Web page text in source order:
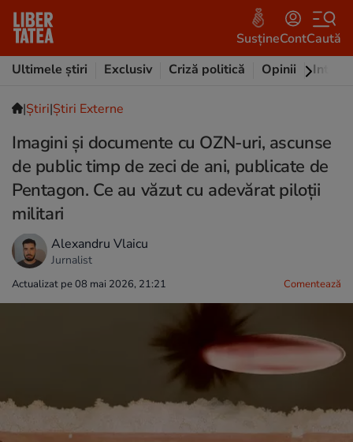
SusțineContCaută
Ultimele știri
Exclusiv Criză politică Opinii
|Ştiri|Știri Externe
Imagini și documente cu OZN-uri, ascunse
de public timp de zeci de ani, publicate de
Pentagon. Ce au văzut cu adevărat piloții
militari
Alexandru Vlaicu
Jurnalist
Actualizat pe 08 mai 2026, 21:21 Comentează